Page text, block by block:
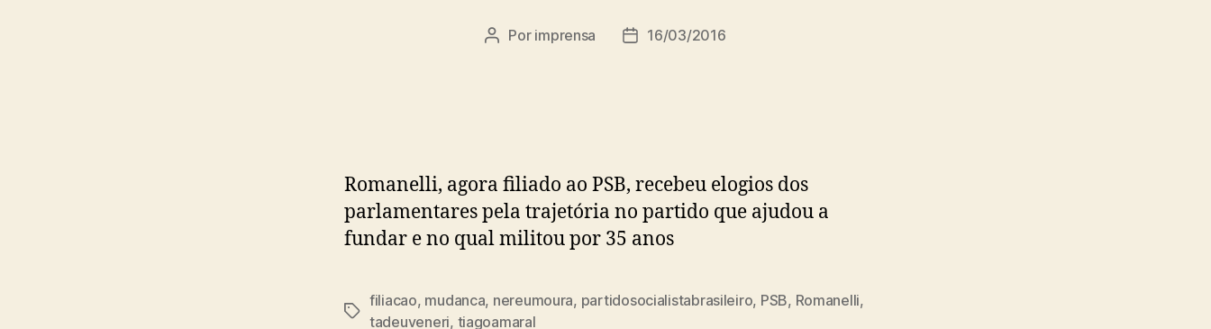
Autor
Por imprensa
Data16/03/2016
Romanelli, agora filiado ao PSB, recebeu elogios dos
parlamentares pela trajetória no partido que ajudou a
fundar e no qual militou por 35 anos
Tags
filiacao, mudanca, nereumoura, partidosocialistabrasileiro, PSB, Romanelli,
tadeuveneri, tiagoamaral